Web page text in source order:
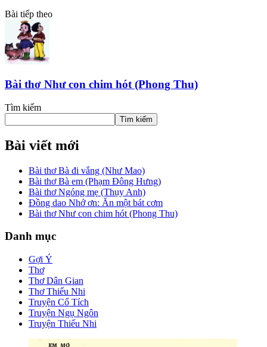
Bài tiếp theo
Bài thơ Như con chim hót (Phong Thu)
Tìm kiếm
Tìm kiếm
Bài viết mới
Bài thơ Bà đi vắng (Như Mao)
Bài thơ Bà em (Phạm Đông Hưng)
Bài thơ Ngóng mẹ (Thụy Anh)
Đồng dao Nhớ ơn: Ăn một bát cơm
Bài thơ Như con chim hót (Phong Thu)
Danh mục
Gợi Ý
Thơ
Thơ Dân Gian
Thơ Thiếu Nhi
Truyện Cổ Tích
Truyện Ngụ Ngôn
Truyện Thiếu Nhi